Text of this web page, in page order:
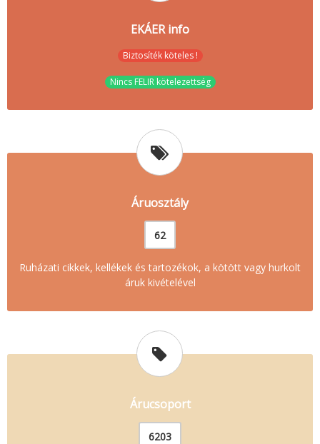
EKÁER info
Biztosíték köteles !
Nincs FELIR kötelezettség
Áruosztály
62
Ruházati cikkek, kellékek és tartozékok, a kötött vagy hurkolt
áruk kivételével
Árucsoport
6203